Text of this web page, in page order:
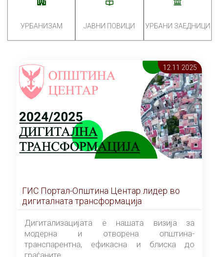
УРБАНИЗАМ ЈАВНИ ПОВИЦИ УРБАНИ ЗАЕДНИЦИ
12.11 2025
ГИС Портал-Општина Центар лидер во
дигиталната трансформација
Дигитализацијата е нашата визија за
модерна и отворена општина-
транспарентна, ефикасна и блиска до
граѓаните.